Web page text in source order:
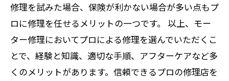
修理を試みた場合、保険が利かない場合が多い点もプ
ロに修理を任せるメリットの一つです。 以上、モー
ター修理においてプロによる修理を選んでいただくこ
とで、経験と知識、適切な手順、アフターケアなど多
くのメリットがあります。信頼できるプロの修理店を